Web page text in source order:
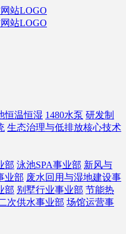
恒温恒湿 1480水泵 研发制
生态治理与低排放核心技术
部 泳池SPA事业部 新风与
业部 废水回用与湿地建设事
部 别墅行业事业部 节能热
次供水事业部 场馆运营事